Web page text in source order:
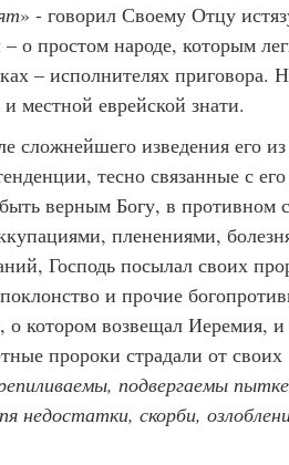
» - говорил Своему Отцу
о простом народе, которым
– исполнителях приговора.
местной еврейской знати.
сложнейшего изведения его из
тесно связанные с
верным Богу, в противном
пленениями,
Господь посылал своих
и прочие
котором возвещал Иеремия, и
пророки страдали от своих
подвергаемы
недостатки, скорби,